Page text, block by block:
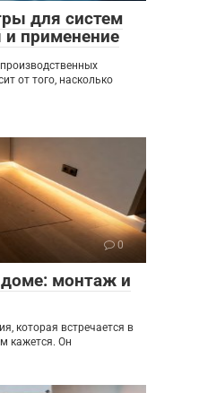
для систем
применение
от того, насколько
0
монтаж и
которая встречается в
кажется. Он